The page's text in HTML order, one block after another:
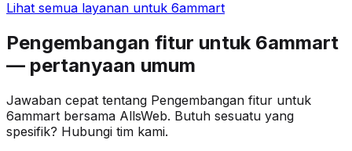
Lihat semua layanan untuk 6ammart
Pengembangan fitur untuk 6ammart
— pertanyaan umum
Jawaban cepat tentang Pengembangan fitur untuk
6ammart bersama AllsWeb. Butuh sesuatu yang
spesifik? Hubungi tim kami.